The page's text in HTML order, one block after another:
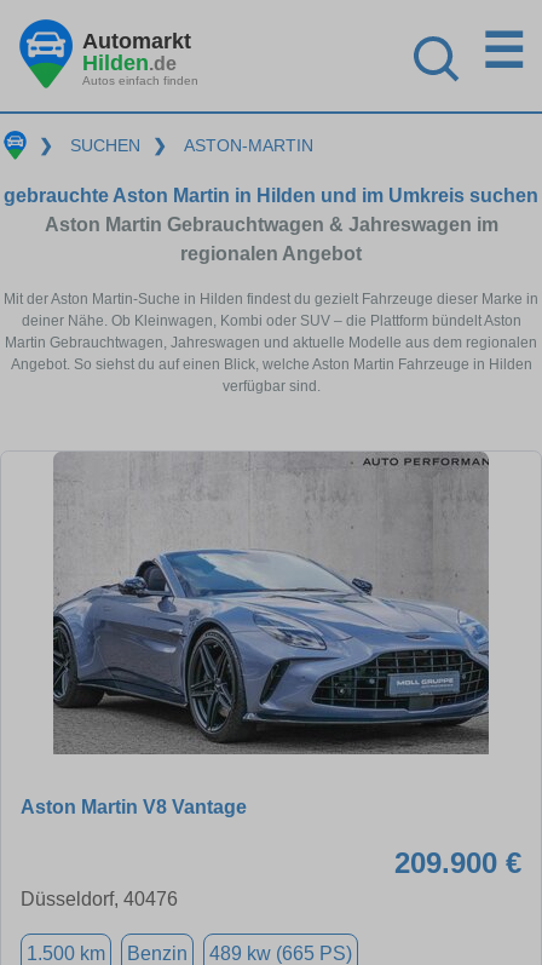
Automarkt
Hilden.de
Autos einfach finden
☰
❯ SUCHEN ❯ ASTON-MARTIN
gebrauchte Aston Martin in Hilden und im Umkreis suchen
Aston Martin Gebrauchtwagen & Jahreswagen im
regionalen Angebot
Mit der Aston Martin-Suche in Hilden findest du gezielt Fahrzeuge dieser Marke in
deiner Nähe. Ob Kleinwagen, Kombi oder SUV – die Plattform bündelt Aston
Martin Gebrauchtwagen, Jahreswagen und aktuelle Modelle aus dem regionalen
Angebot. So siehst du auf einen Blick, welche Aston Martin Fahrzeuge in Hilden
verfügbar sind.
Aston Martin V8 Vantage
209.900 €
Düsseldorf, 40476
1.500 km Benzin 489 kw (665 PS)